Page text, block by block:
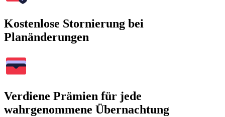
Kostenlose Stornierung bei
Planänderungen
Verdiene Prämien für jede
wahrgenommene Übernachtung